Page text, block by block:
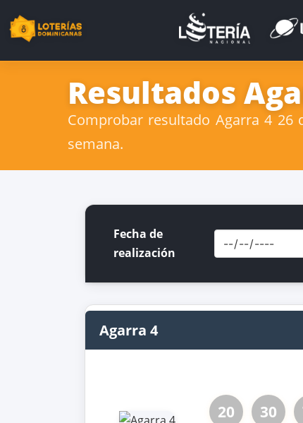
Resultados
Comprobar resultado Agarra 4
semana.
Fecha de
realización
Agarra 4
20 30